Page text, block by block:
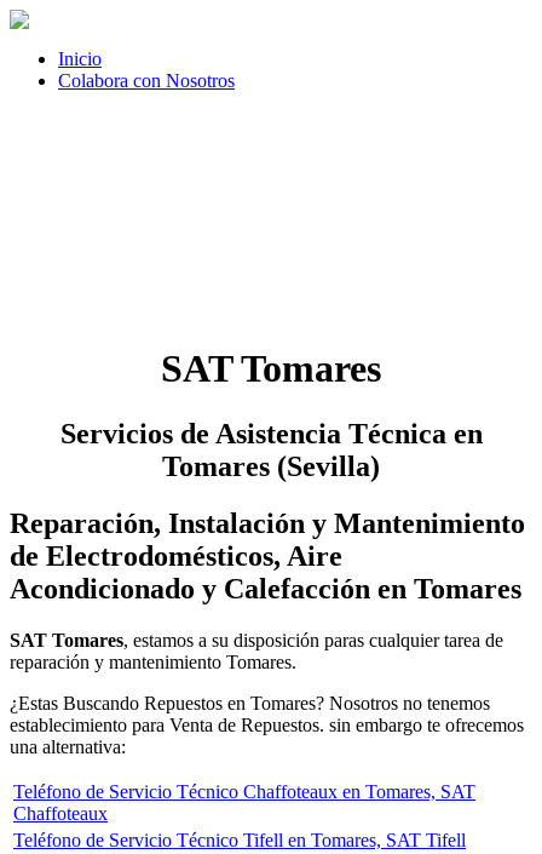
Inicio
Colabora con Nosotros
SAT Tomares
Servicios de Asistencia Técnica en
Tomares (Sevilla)
Reparación, Instalación y Mantenimiento
de Electrodomésticos, Aire
Acondicionado y Calefacción en Tomares
SAT Tomares, estamos a su disposición paras cualquier tarea de
reparación y mantenimiento Tomares.
¿Estas Buscando Repuestos en Tomares? Nosotros no tenemos
establecimiento para Venta de Repuestos. sin embargo te ofrecemos
una alternativa:
Teléfono de Servicio Técnico Chaffoteaux en Tomares, SAT
Chaffoteaux
Teléfono de Servicio Técnico Tifell en Tomares, SAT Tifell